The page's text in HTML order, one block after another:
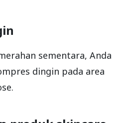
sementara, Anda
dingin pada area